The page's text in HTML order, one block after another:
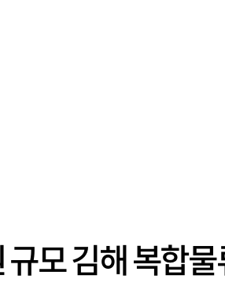
모 김해 복합